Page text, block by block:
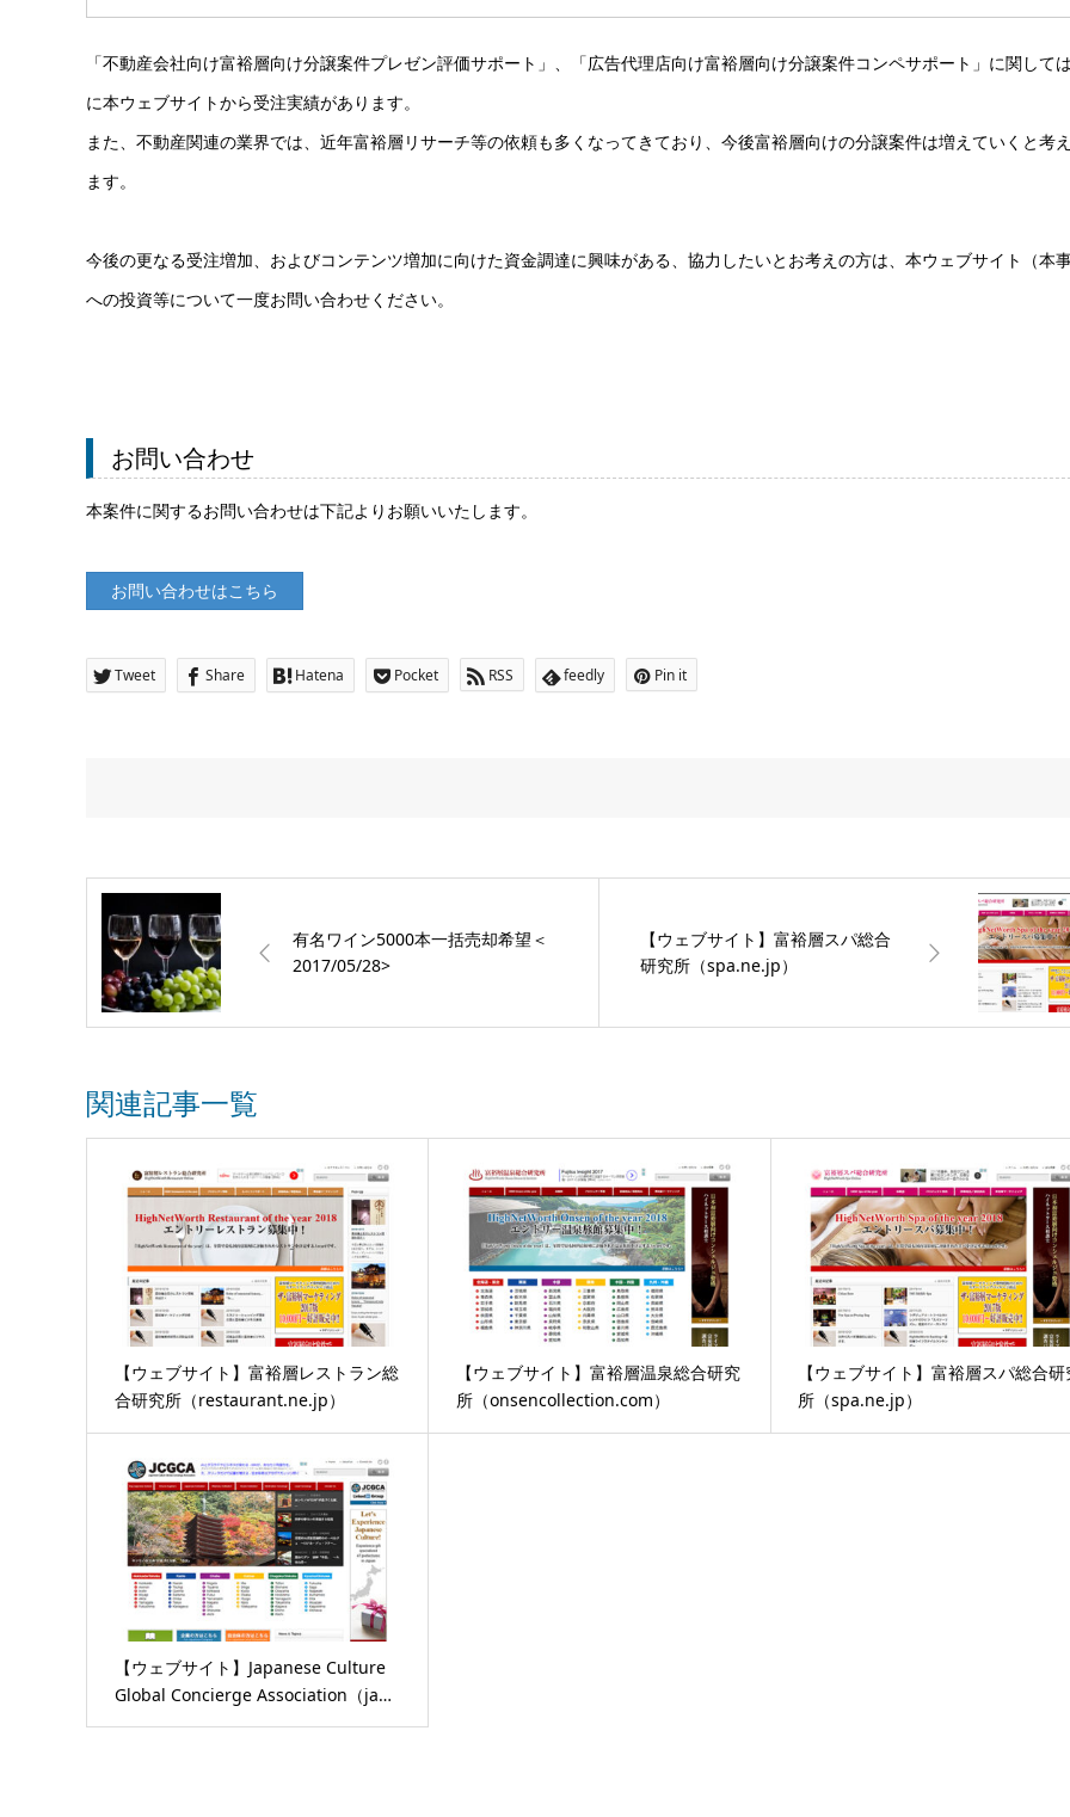
「不動産会社向け富裕層向け分譲案件プレゼン評価サポート」、「広告代理店向け富裕層向け分譲案件コンペサポート」に関して
に本ウェブサイトから受注実績があります。
また、不動産関連の業界では、近年富裕層リサーチ等の依頼も多くなってきており、今後富裕層向けの分譲案件は増えていくと考
ます。
今後の更なる受注増加、およびコンテンツ増加に向けた資金調達に興味がある、協力したいとお考えの方は、本ウェブサイト（本
への投資等について一度お問い合わせください。
お問い合わせ
本案件に関するお問い合わせは下記よりお願いいたします。
お問い合わせはこちら
Tweet Share Hatena Pocket RSS feedly Pin it
有名ワイン5000本一括売却希望＜
2017/05/28>
【ウェブサイト】富裕層スパ総合
研究所（spa.ne.jp）
関連記事一覧
【ウェブサイト】富裕層レストラン総
合研究所（restaurant.ne.jp）
【ウェブサイト】富裕層温泉総合研究
所（onsencollection.com）
【ウェブサイト】富裕層スパ総合
所（spa.ne.jp）
【ウェブサイト】Japanese Culture
Global Concierge Association（ja…